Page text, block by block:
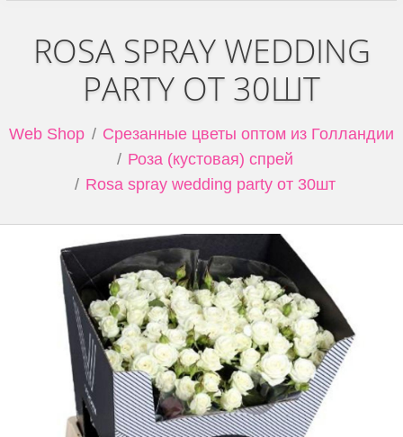
ROSA SPRAY WEDDING
PARTY ОТ 30ШТ
Web Shop
Срезанные цветы оптом из Голландии
Роза (кустовая) спрей
Rosa spray wedding party от 30шт